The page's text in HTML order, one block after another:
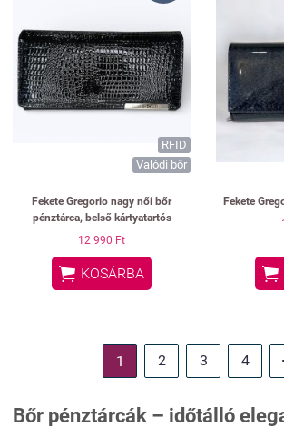
RFID
Valódi bőr
Fekete Gregorio nagy női bőr
pénztárca, belső kártyatartós
12 990 Ft
 KOSÁRBA
Fekete

1 2 3 4
Bőr pénztárcák – időtálló